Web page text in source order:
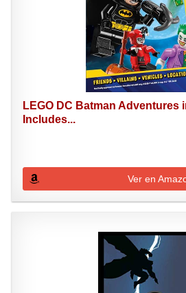
LEGO DC Batman Adventures
Includes...
Ver en